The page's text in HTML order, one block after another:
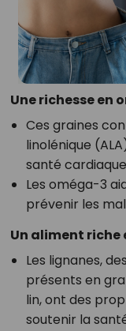
Une richesse en
Ces graines
linolénique
santé
Les oméga-3
prévenir les
Un aliment riche
Les lignanes,
présents en
lin, ont des
soutenir la